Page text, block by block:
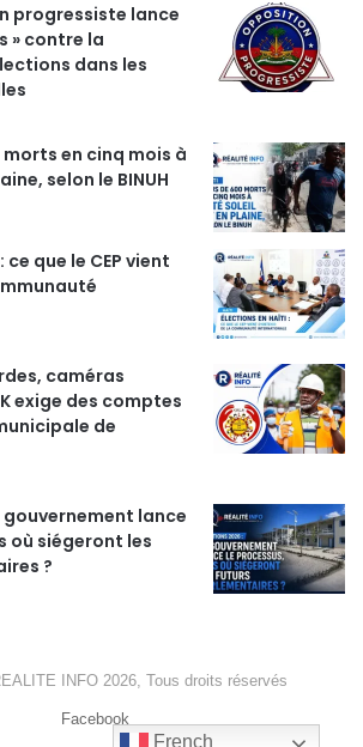
progressiste lance
» contre la
dans les
en cinq mois à
selon le BINUH
que le CEP vient
caméras
exige des comptes
de
gouvernement lance
où siégeront les
?
INFO 2026, Tous droits réservés
Facebook
French
French